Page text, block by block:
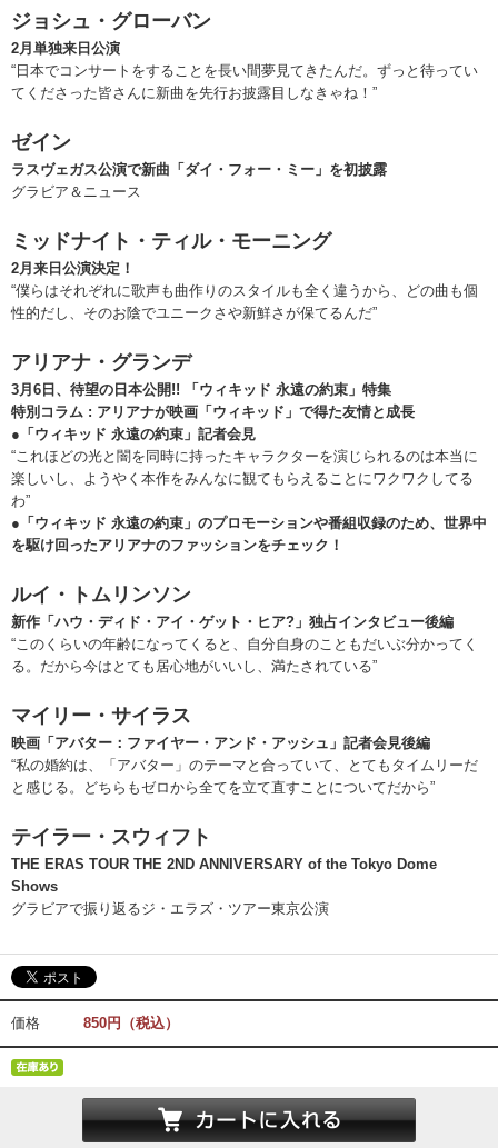
ジョシュ・グローバン
2月単独来日公演
“日本でコンサートをすることを長い間夢見てきたんだ。ずっと待ってい
てくださった皆さんに新曲を先行お披露目しなきゃね！”
ゼイン
ラスヴェガス公演で新曲「ダイ・フォー・ミー」を初披露
グラビア＆ニュース
ミッドナイト・ティル・モーニング
2月来日公演決定！
“僕らはそれぞれに歌声も曲作りのスタイルも全く違うから、どの曲も個
性的だし、そのお陰でユニークさや新鮮さが保てるんだ”
アリアナ・グランデ
3月6日、待望の日本公開!! 「ウィキッド 永遠の約束」特集
特別コラム : アリアナが映画「ウィキッド」で得た友情と成長
●「ウィキッド 永遠の約束」記者会見
“これほどの光と闇を同時に持ったキャラクターを演じられるのは本当に
楽しいし、ようやく本作をみんなに観てもらえることにワクワクしてる
わ”
●「ウィキッド 永遠の約束」のプロモーションや番組収録のため、世界中
を駆け回ったアリアナのファッションをチェック！
ルイ・トムリンソン
新作「ハウ・ディド・アイ・ゲット・ヒア?」独占インタビュー後編
“このくらいの年齢になってくると、自分自身のこともだいぶ分かってく
る。だから今はとても居心地がいいし、満たされている”
マイリー・サイラス
映画「アバター：ファイヤー・アンド・アッシュ」記者会見後編
“私の婚約は、「アバター」のテーマと合っていて、とてもタイムリーだ
と感じる。どちらもゼロから全てを立て直すことについてだから”
テイラー・スウィフト
THE ERAS TOUR THE 2ND ANNIVERSARY of the Tokyo Dome
Shows
グラビアで振り返るジ・エラズ・ツアー東京公演
価格 850円（税込）